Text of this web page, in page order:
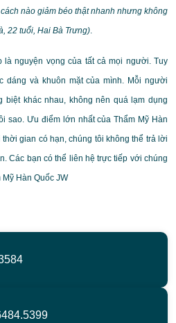
nào giảm béo thật nhanh nhưng không
22 tuổi, Hai Bà Trưng).
là nguyện vọng của tất cả mọi người. Tuy
dáng và khuôn mặt của mình. Mỗi người
biệt khác nhau, không nên quá lạm dụng
sao. Ưu điểm lớn nhất của Thẩm Mỹ Hàn
gian có hạn, chúng tôi không thể trả lời
Các bạn có thể liên hệ trực tiếp với chúng
Hàn Quốc JW